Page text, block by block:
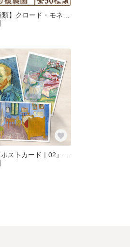
ゴッホ『ポストカード｜02』（12枚セット）